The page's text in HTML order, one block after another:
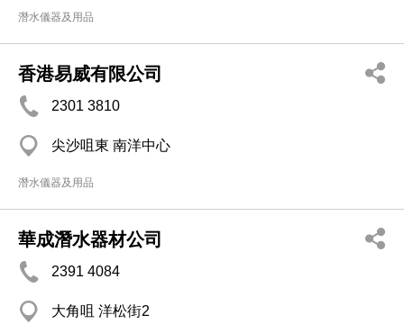
潛水儀器及用品
香港易威有限公司
2301 3810
尖沙咀東 南洋中心
潛水儀器及用品
華成潛水器材公司
2391 4084
大角咀 洋松街2